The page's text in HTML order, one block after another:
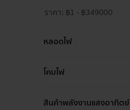
หลอดไฟ
โคมไฟ
สินค้าพลังงานแสงอาทิตย์